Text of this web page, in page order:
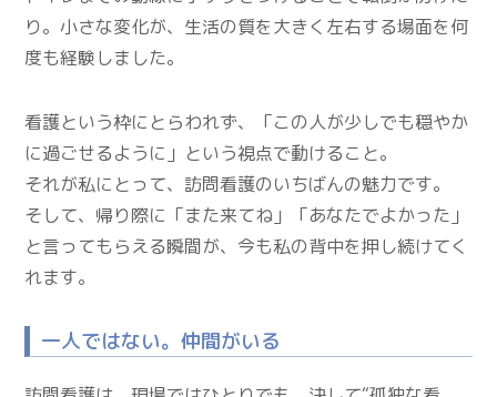
り。小さな変化が、生活の質を大きく左右する場面を何
度も経験しました。
看護という枠にとらわれず、「この人が少しでも穏やか
に過ごせるように」という視点で動けること。
それが私にとって、訪問看護のいちばんの魅力です。
そして、帰り際に「また来てね」「あなたでよかった」
と言ってもらえる瞬間が、今も私の背中を押し続けてく
れます。
一人ではない。仲間がいる